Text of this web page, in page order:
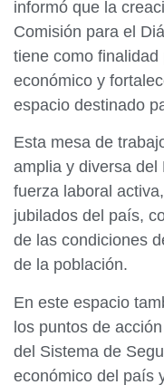
informó que la
Comisión para el
tiene como
económico y
espacio destinado
Esta mesa de
amplia y diversa del
fuerza laboral
jubilados del país,
de las condiciones
de la población.
En este espacio
los puntos de
del Sistema de
económico del país